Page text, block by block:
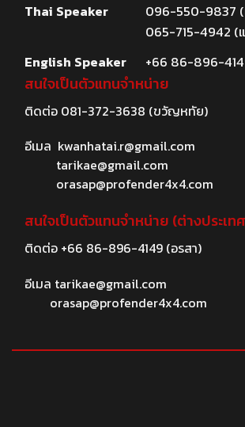
Thai Speaker
096-550-9837
065-715-4942 (
English Speaker
+66 86-896-
สนใจเป็นตัวแทนจำหน่าย
ติดต่อ 081-372-3638 (ขวัญหทัย)
อีเมล kwanhatai.r@gmail.com
tarikae@gmail.com
orasap@profender4x4.com
สนใจเป็นตัวแทนจำหน่าย (ต่างประเท
ติดต่อ +66 86-896-4149(อรสา)
อีเมล tarikae@gmail.com
orasap@profender4x4.com